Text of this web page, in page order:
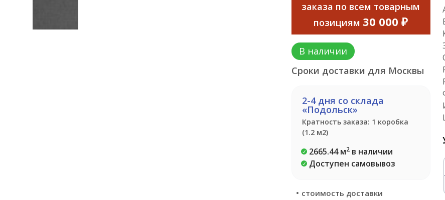
заказа по всем товарным
позициям 30 000 ₽
В наличии
Сроки доставки для Москвы
2-4 дня со склада
«Подольск»
Кратность заказа: 1 коробка
(1.2 м2)
2665.44 м2в наличии
Доступен самовывоз
стоимость доставки